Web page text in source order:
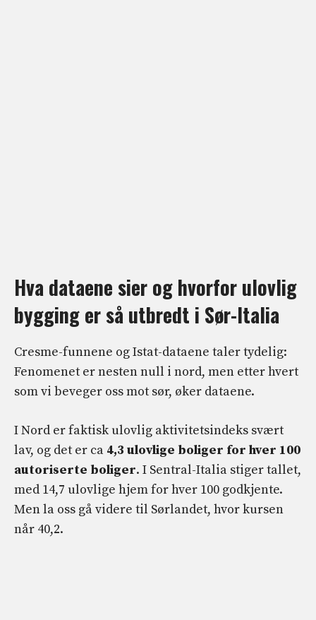
Hva dataene sier og hvorfor ulovlig
bygging er så utbredt i Sør-Italia
Cresme-funnene og Istat-dataene taler tydelig:
Fenomenet er nesten null i nord, men etter hvert
som vi beveger oss mot sør, øker dataene.
I Nord er faktisk ulovlig aktivitetsindeks svært
lav, og det er ca 4,3 ulovlige boliger for hver 100
autoriserte boliger. I Sentral-Italia stiger tallet,
med 14,7 ulovlige hjem for hver 100 godkjente.
Men la oss gå videre til Sørlandet, hvor kursen
når 40,2.